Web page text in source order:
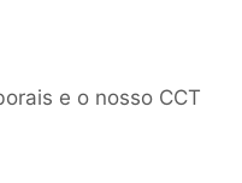
e o nosso CCT